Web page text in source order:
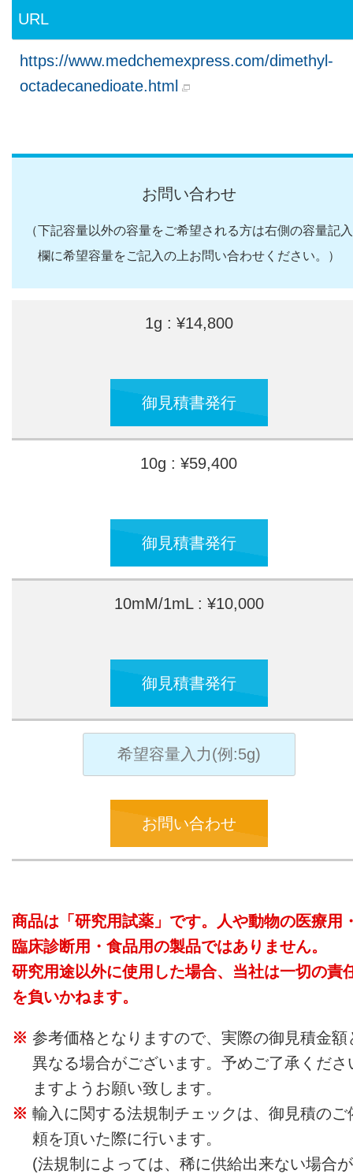
URL
https://www.medchemexpress.com/dimethyl-
octadecanedioate.html
お問い合わせ
（下記容量以外の容量をご希望される方は右側の容量記入
欄に希望容量をご記入の上お問い合わせください。）
1g : ¥14,800
御見積書発行
10g : ¥59,400
御見積書発行
10mM/1mL : ¥10,000
御見積書発行
お問い合わせ
商品は「研究用試薬」です。人や動物の医療用
臨床診断用・食品用の製品ではありません。
研究用途以外に使用した場合、当社は一切の責
を負いかねます。
参考価格となりますので、実際の御見積金額
異なる場合がございます。予めご了承くださ
ますようお願い致します。
輸入に関する法規制チェックは、御見積のご
頼を頂いた際に行います。
(法規制によっては、稀に供給出来ない場合が